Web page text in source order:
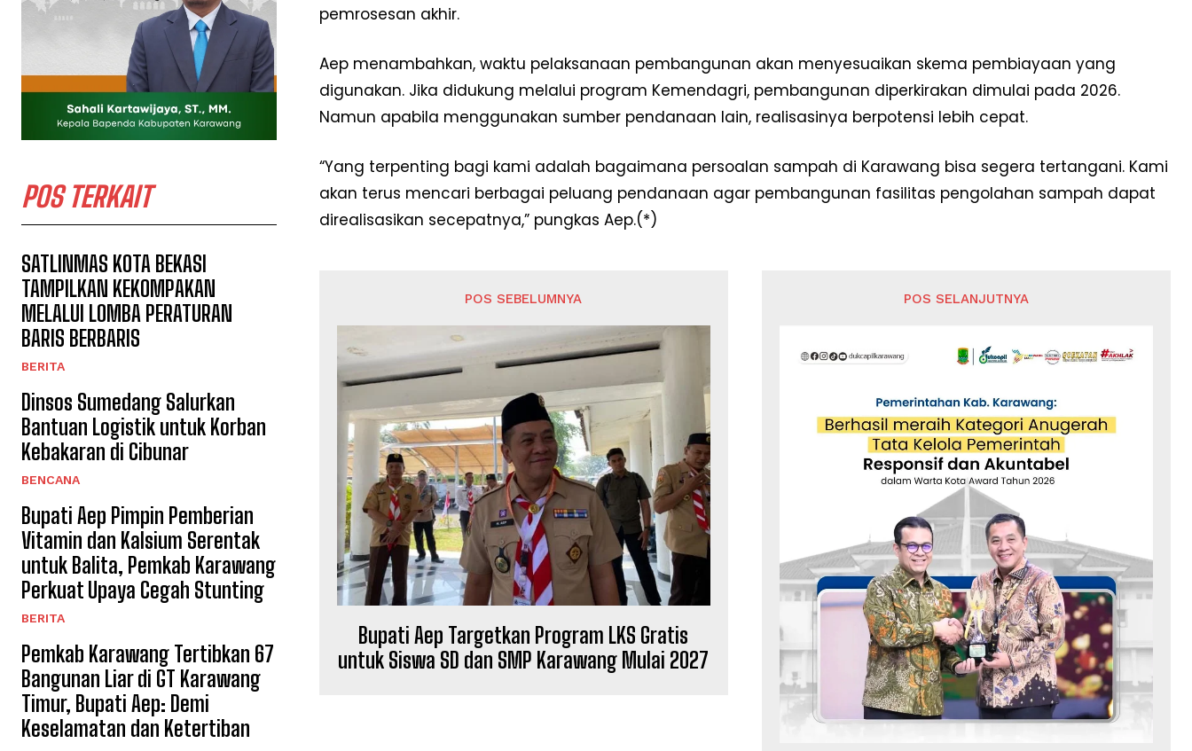
POS TERKAIT
SATLINMAS KOTA BEKASI
TAMPILKAN KEKOMPAKAN
MELALUI LOMBA PERATURAN
BARIS BERBARIS
BERITA
Dinsos Sumedang Salurkan
Bantuan Logistik untuk Korban
Kebakaran di Cibunar
BENCANA
Bupati Aep Pimpin Pemberian
Vitamin dan Kalsium Serentak
untuk Balita, Pemkab Karawang
Perkuat Upaya Cegah Stunting
BERITA
Pemkab Karawang Tertibkan 67
Bangunan Liar di GT Karawang
Timur, Bupati Aep: Demi
Keselamatan dan Ketertiban
pemrosesan akhir.
Aep menambahkan, waktu pelaksanaan pembangunan akan menyesuaikan skema pembiayaan yang
digunakan. Jika didukung melalui program Kemendagri, pembangunan diperkirakan dimulai pada 2026.
Namun apabila menggunakan sumber pendanaan lain, realisasinya berpotensi lebih cepat.
“Yang terpenting bagi kami adalah bagaimana persoalan sampah di Karawang bisa segera tertangani. Kami
akan terus mencari berbagai peluang pendanaan agar pembangunan fasilitas pengolahan sampah dapat
direalisasikan secepatnya,” pungkas Aep.(*)
POS SEBELUMNYA
Bupati Aep Targetkan Program LKS Gratis
untuk Siswa SD dan SMP Karawang Mulai 2027
POS SELANJUTNYA